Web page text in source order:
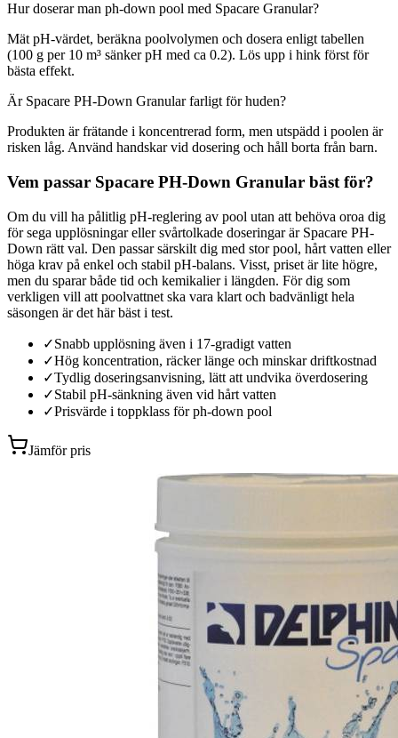
Hur doserar man ph-down pool med Spacare Granular?
Mät pH-värdet, beräkna poolvolymen och dosera enligt tabellen
(100 g per 10 m³ sänker pH med ca 0.2). Lös upp i hink först för
bästa effekt.
Är Spacare PH-Down Granular farligt för huden?
Produkten är frätande i koncentrerad form, men utspädd i poolen är
risken låg. Använd handskar vid dosering och håll borta från barn.
Vem passar Spacare PH-Down Granular bäst för?
Om du vill ha pålitlig pH-reglering av pool utan att behöva oroa dig
för sega upplösningar eller svårtolkade doseringar är Spacare PH-
Down rätt val. Den passar särskilt dig med stor pool, hårt vatten eller
höga krav på enkel och stabil pH-balans. Visst, priset är lite högre,
men du sparar både tid och kemikalier i längden. För dig som
verkligen vill att poolvattnet ska vara klart och badvänligt hela
säsongen är det här bäst i test.
✓Snabb upplösning även i 17-gradigt vatten
✓Hög koncentration, räcker länge och minskar driftkostnad
✓Tydlig doseringsanvisning, lätt att undvika överdosering
✓Stabil pH-sänkning även vid hårt vatten
✓Prisvärde i toppklass för ph-down pool
Jämför pris